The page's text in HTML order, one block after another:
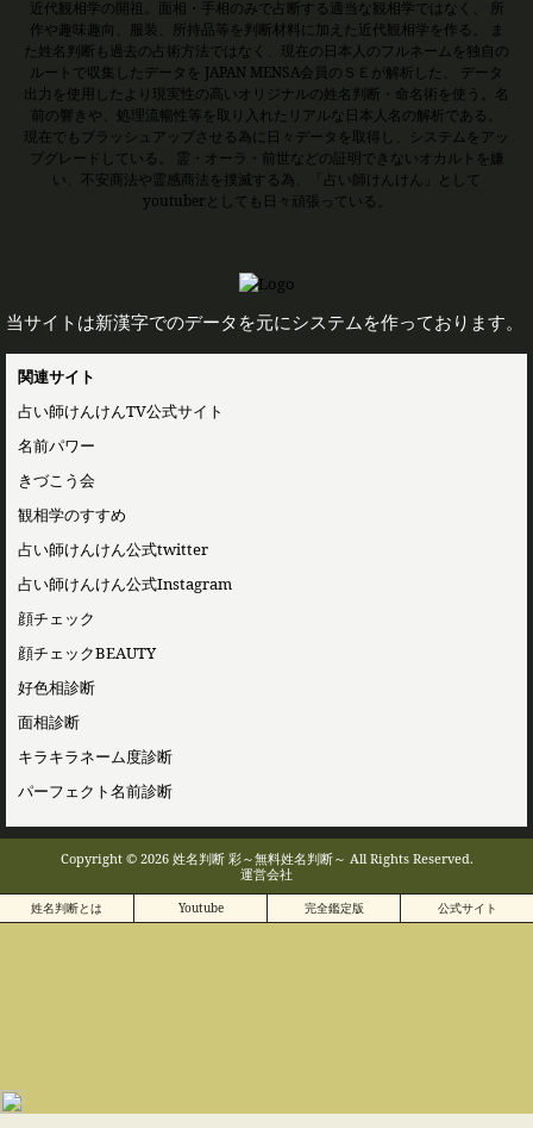
近代観相学の開祖。面相・手相のみで占断する適当な観相学ではなく、 所
作や趣味趣向、服装、所持品等を判断材料に加えた近代観相学を作る。 ま
た姓名判断も過去の占術方法ではなく、現在の日本人のフルネームを独自の
ルートで収集したデータを JAPAN MENSA会員のＳＥが解析した、 データ
出力を使用したより現実性の高いオリジナルの姓名判断・命名術を使う。名
前の響きや、処理流暢性等を取り入れたリアルな日本人名の解析である。
現在でもブラッシュアップさせる為に日々データを取得し、システムをアッ
プグレードしている。 霊・オーラ・前世などの証明できないオカルトを嫌
い、不安商法や霊感商法を撲滅する為、「占い師けんけん」として
youtuberとしても日々頑張っている。
当サイトは新漢字でのデータを元にシステムを作っております。
関連サイト
占い師けんけんTV公式サイト
名前パワー
きづこう会
観相学のすすめ
占い師けんけん公式twitter
占い師けんけん公式Instagram
顔チェック
顔チェックBEAUTY
好色相診断
面相診断
キラキラネーム度診断
パーフェクト名前診断
Copyright © 2026 姓名判断 彩～無料姓名判断～ All Rights Reserved.
運営会社
姓名判断とは Youtube 完全鑑定版 公式サイト